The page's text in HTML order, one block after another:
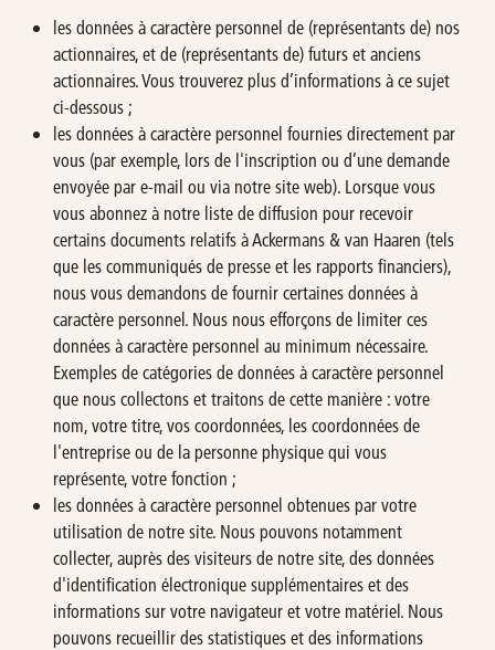
les données à caractère personnel de (représentants de) nos
actionnaires, et de (représentants de) futurs et anciens
actionnaires. Vous trouverez plus d’informations à ce sujet
ci-dessous ;
les données à caractère personnel fournies directement par
vous (par exemple, lors de l'inscription ou d’une demande
envoyée par e-mail ou via notre site web). Lorsque vous
vous abonnez à notre liste de diffusion pour recevoir
certains documents relatifs à Ackermans & van Haaren (tels
que les communiqués de presse et les rapports financiers),
nous vous demandons de fournir certaines données à
caractère personnel. Nous nous efforçons de limiter ces
données à caractère personnel au minimum nécessaire.
Exemples de catégories de données à caractère personnel
que nous collectons et traitons de cette manière : votre
nom, votre titre, vos coordonnées, les coordonnées de
l'entreprise ou de la personne physique qui vous
représente, votre fonction ;
les données à caractère personnel obtenues par votre
utilisation de notre site. Nous pouvons notamment
collecter, auprès des visiteurs de notre site, des données
d'identification électronique supplémentaires et des
informations sur votre navigateur et votre matériel. Nous
pouvons recueillir des statistiques et des informations